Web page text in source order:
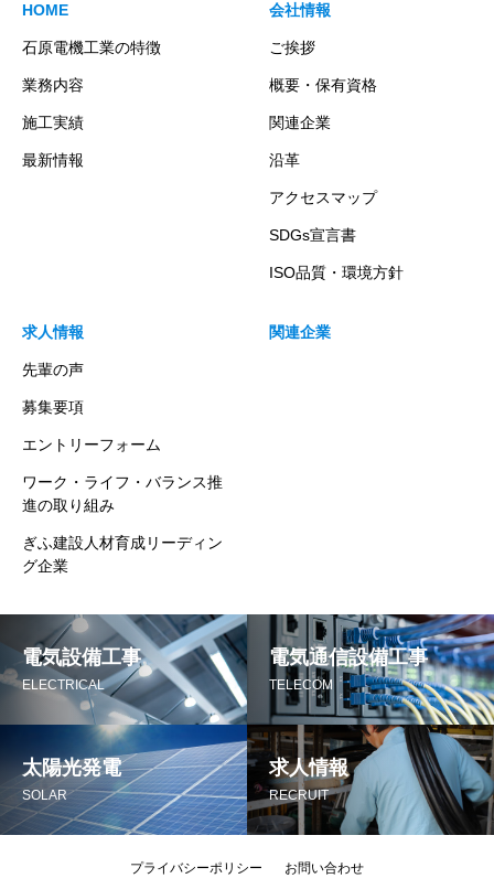
HOME
石原電機工業の特徴
業務内容
施工実績
最新情報
会社情報
ご挨拶
概要・保有資格
関連企業
沿革
アクセスマップ
SDGs宣言書
ISO品質・環境方針
求人情報
先輩の声
募集要項
エントリーフォーム
ワーク・ライフ・バランス推
進の取り組み
ぎふ建設人材育成リーディン
グ企業
関連企業
電気設備工事
ELECTRICAL
電気通信設備工事
TELECOM
太陽光発電
SOLAR
求人情報
RECRUIT
プライバシーポリシー お問い合わせ